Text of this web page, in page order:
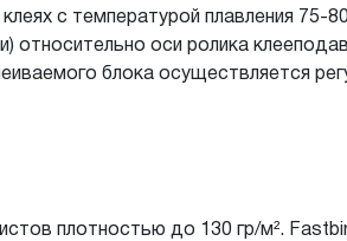
с температурой плавления 75-
относительно оси ролика
блока осуществляется
плотностью до 130 гр/м².